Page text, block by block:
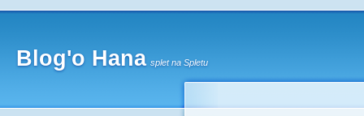
Blog'o Hana splet na Spletu